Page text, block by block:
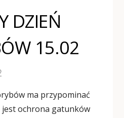
DZIEŃ
15.02
ma przypominać
jest ochrona gatunków